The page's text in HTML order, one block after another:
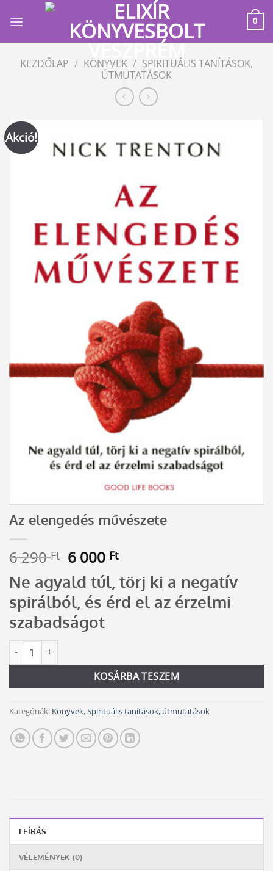
0
KEZDŐLAP / KÖNYVEK / SPIRITUÁLIS TANÍTÁSOK,
ÚTMUTATÁSOK
Akció!
Az elengedés művészete
6 290Ft Original
price
was:
6
290 Ft.
6 000 FtCurrent
price
is:
6
000 Ft.
Ne agyald túl, törj ki a negatív
spirálból, és érd el az érzelmi
szabadságot
Az elengedés művészete mennyiség
KOSÁRBA TESZEM
Alternative:
Kategóriák: Könyvek,Spirituális tanítások, útmutatások
LEÍRÁS
VÉLEMÉNYEK (0)